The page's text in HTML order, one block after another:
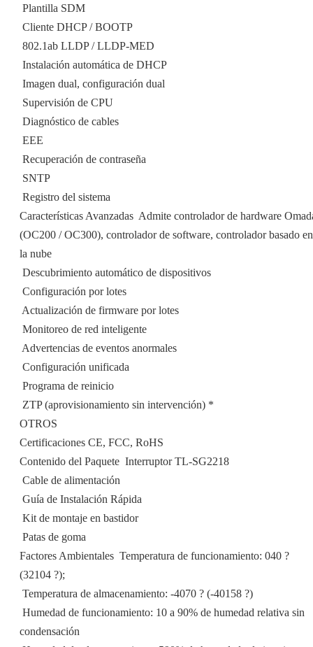
 Plantilla SDM
 Cliente DHCP / BOOTP
 802.1ab LLDP / LLDP-MED
 Instalación automática de DHCP
 Imagen dual, configuración dual
 Supervisión de CPU
 Diagnóstico de cables
 EEE
 Recuperación de contraseña
 SNTP
 Registro del sistema
Características Avanzadas  Admite controlador de hardware
(OC200 / OC300), controlador de software, controlador basado en
la nube
 Descubrimiento automático de dispositivos
 Configuración por lotes
 Actualización de firmware por lotes
 Monitoreo de red inteligente
 Advertencias de eventos anormales
 Configuración unificada
 Programa de reinicio
 ZTP (aprovisionamiento sin intervención) *
OTROS
Certificaciones CE, FCC, RoHS
Contenido del Paquete  Interruptor TL-SG2218
 Cable de alimentación
 Guía de Instalación Rápida
 Kit de montaje en bastidor
 Patas de goma
Factores Ambientales  Temperatura de funcionamiento: 040 ?
(32104 ?);
 Temperatura de almacenamiento: -4070 ? (-40158 ?)
 Humedad de funcionamiento: 10 a 90% de humedad relativa sin
condensación